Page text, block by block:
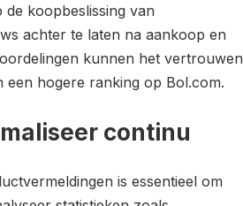
koopbeslissing van
achter te laten na aankoop en
kunnen het vertrouwen
hogere ranking op Bol.com.
continu
is essentieel om